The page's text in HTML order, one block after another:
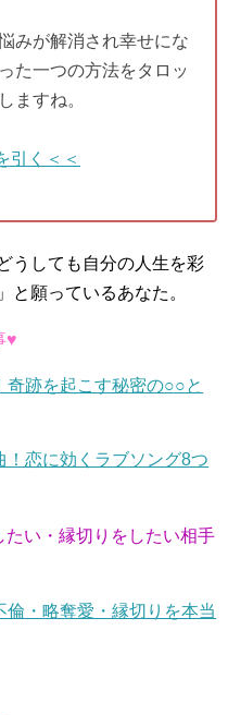
みが解消され幸せにな
た一つの方法をタロッ
ますね。
引く＜＜
うしても自分の人生を彩
と願っているあなた。
♥
跡を起こす秘密の○○と
恋に効くラブソング8つ
い・縁切りをしたい相手
倫・略奪愛・縁切りを本当